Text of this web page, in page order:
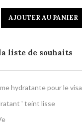
AJOUTER AU PANIER
liste de souhaits
hydratante pour le
' teint lisse